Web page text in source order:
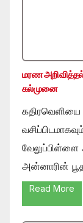
மரண அறிவித்தல்
கல்முனை
கதிரவெளியை
வேலுப்பிள்ளை
அன்னாரின்
Read More